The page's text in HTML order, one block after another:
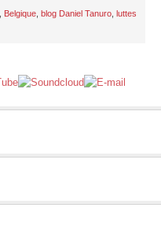
Belgique blog Daniel Tanuro
luttes